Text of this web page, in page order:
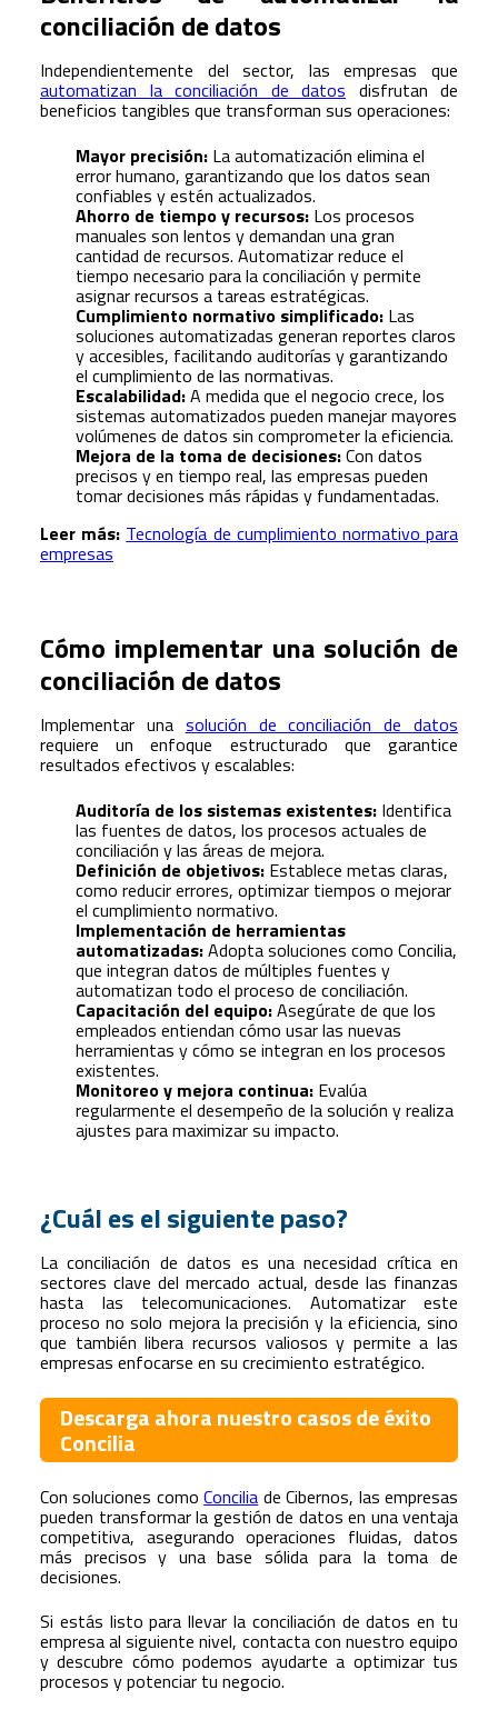
conciliación de datos
Independientemente del sector, las empresas que
automatizan la conciliación de datos disfrutan de
beneficios tangibles que transforman sus operaciones:
Mayor precisión: La automatización elimina el
error humano, garantizando que los datos sean
confiables y estén actualizados.
Ahorro de tiempo y recursos: Los procesos
manuales son lentos y demandan una gran
cantidad de recursos. Automatizar reduce el
tiempo necesario para la conciliación y permite
asignar recursos a tareas estratégicas.
Cumplimiento normativo simplificado: Las
soluciones automatizadas generan reportes claros
y accesibles, facilitando auditorías y garantizando
el cumplimiento de las normativas.
Escalabilidad:A medida que el negocio crece, los
sistemas automatizados pueden manejar mayores
volúmenes de datos sin comprometer la eficiencia.
Mejora de la toma de decisiones:Con datos
precisos y en tiempo real, las empresas pueden
tomar decisiones más rápidas y fundamentadas.
Leer más: Tecnología de cumplimiento normativo para
empresas
Cómo implementar una solución de
conciliación de datos
Implementar una solución de conciliación de datos
requiere un enfoque estructurado que garantice
resultados efectivos y escalables:
Auditoría de los sistemas existentes: Identifica
las fuentes de datos, los procesos actuales de
conciliación y las áreas de mejora.
Definición de objetivos: Establece metas claras,
como reducir errores, optimizar tiempos o mejorar
el cumplimiento normativo.
Implementación de herramientas
automatizadas:Adopta soluciones como Concilia,
que integran datos de múltiples fuentes y
automatizan todo el proceso de conciliación.
Capacitación del equipo:Asegúrate de que los
empleados entiendan cómo usar las nuevas
herramientas y cómo se integran en los procesos
existentes.
Monitoreo y mejora continua: Evalúa
regularmente el desempeño de la solución y realiza
ajustes para maximizar su impacto.
¿Cuál es el siguiente paso?
La conciliación de datos es una necesidad crítica en
sectores clave del mercado actual, desde las finanzas
hasta las telecomunicaciones. Automatizar este
proceso no solo mejora la precisión y la eficiencia, sino
que también libera recursos valiosos y permite a las
empresas enfocarse en su crecimiento estratégico.
Descarga ahora nuestro casos de éxito
Concilia
Con soluciones comoConcilia de Cibernos, las empresas
pueden transformar la gestión de datos en una ventaja
competitiva, asegurando operaciones fluidas, datos
más precisos y una base sólida para la toma de
decisiones.
Si estás listo para llevar la conciliación de datos en tu
empresa al siguiente nivel, contacta con nuestro equipo
y descubre cómo podemos ayudarte a optimizar tus
procesos y potenciar tu negocio.